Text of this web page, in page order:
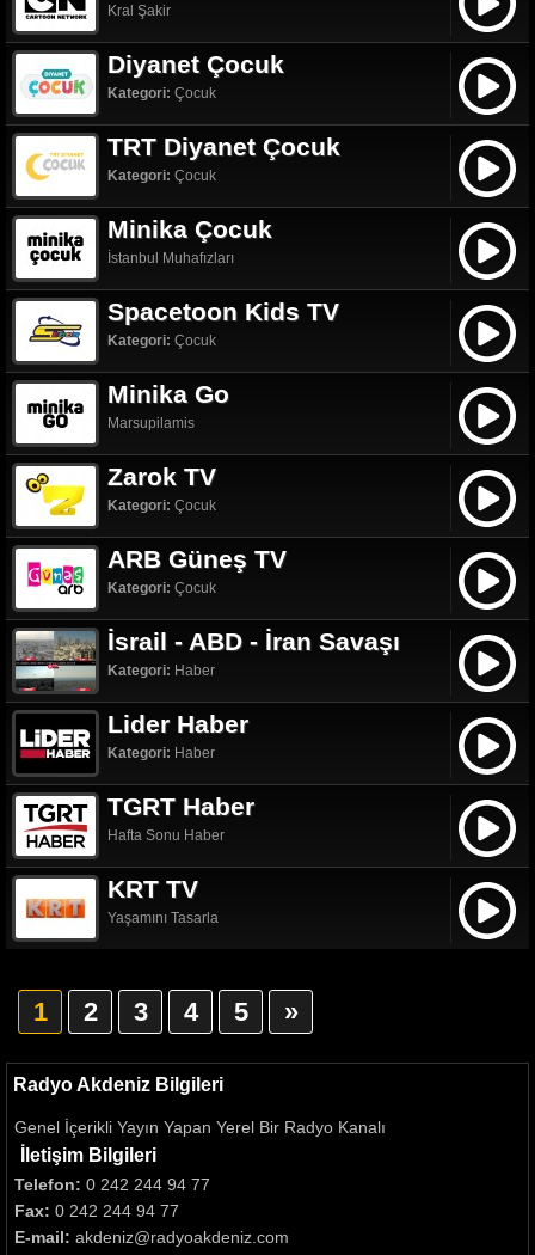
Kral Şakir
Diyanet Çocuk
Kategori: Çocuk
TRT Diyanet Çocuk
Kategori: Çocuk
Minika Çocuk
İstanbul Muhafızları
Spacetoon Kids TV
Kategori: Çocuk
Minika Go
Marsupilamis
Zarok TV
Kategori: Çocuk
ARB Güneş TV
Kategori: Çocuk
İsrail - ABD - İran Savaşı
Kategori: Haber
Lider Haber
Kategori: Haber
TGRT Haber
Hafta Sonu Haber
KRT TV
Yaşamını Tasarla
1 2 3 4 5 »
Radyo Akdeniz Bilgileri
Genel İçerikli Yayın Yapan Yerel Bir Radyo Kanalı
İletişim Bilgileri
Telefon: 0 242 244 94 77
Fax: 0 242 244 94 77
E-mail: akdeniz@radyoakdeniz.com